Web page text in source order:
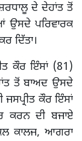
ਦੇ ਦੇਹਾਂਤ ਤੋਂ
ਉਸਦੇ ਪਰਿਵਾਰਕ
ਦਿੱਤਾ।
ਕੌਰ ਇੰਸਾਂ (81)
ਤੋਂ ਬਾਅਦ ਉਸਦੇ
ਕੌਰ ਇੰਸਾਂ
ਕਰਨ ਦੀ ਬਜਾਏ
ਕਾਲਜ, ਆਗਰਾ